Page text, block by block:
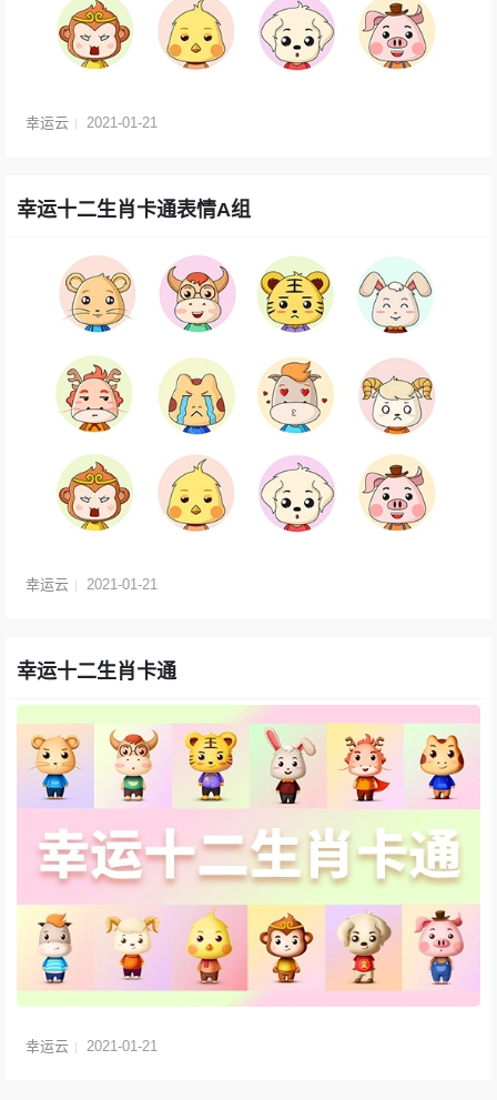
幸运云 2021-01-21
幸运十二生肖卡通表情A组
幸运云 2021-01-21
幸运十二生肖卡通
幸运云 2021-01-21